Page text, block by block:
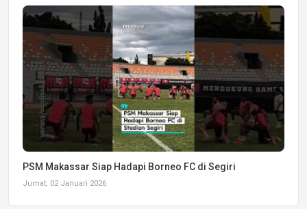
PSM Makassar Siap Hadapi Borneo FC di Segiri
Jumat, 02 Januari 2026